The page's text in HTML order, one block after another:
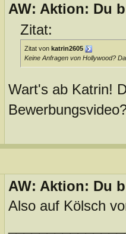
AW: Aktion: Du
Zitat:
Zitat von katrin2605
Keine Anfragen von Hollywood?
Wart's ab Katrin!
AW: Aktion: Du
Also auf Kölsch